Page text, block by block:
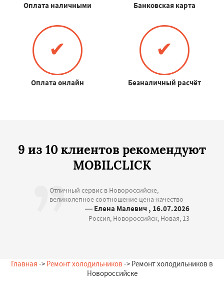
Оплата наличными Банковская карта
✔
Оплата онлайн
✔
Безналичный расчёт
9 из 10 клиентов рекомендуют
MOBILCLICK
Отличный сервис в Новороссийске,
великолепное соотношение цена-качество
— Елена Малевич , 16.07.2026
Россия, Новороссийск, Новая, 13
Главная -> Ремонт холодильников -> Ремонт холодильников в
Новороссийске